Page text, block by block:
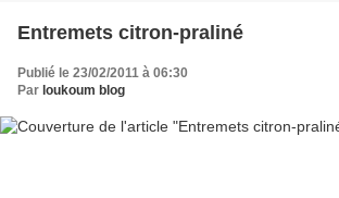
Entremets citron-praliné
Publié le 23/02/2011 à 06:30
Par loukoum blog